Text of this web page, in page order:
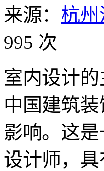
来源： 杭
995 次
室内设计
中国建筑
影响。这
设计师，